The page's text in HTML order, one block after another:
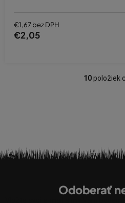
€1,67 bez DPH
€2,05
O
c
i
p
r
10položiek
Odoberať